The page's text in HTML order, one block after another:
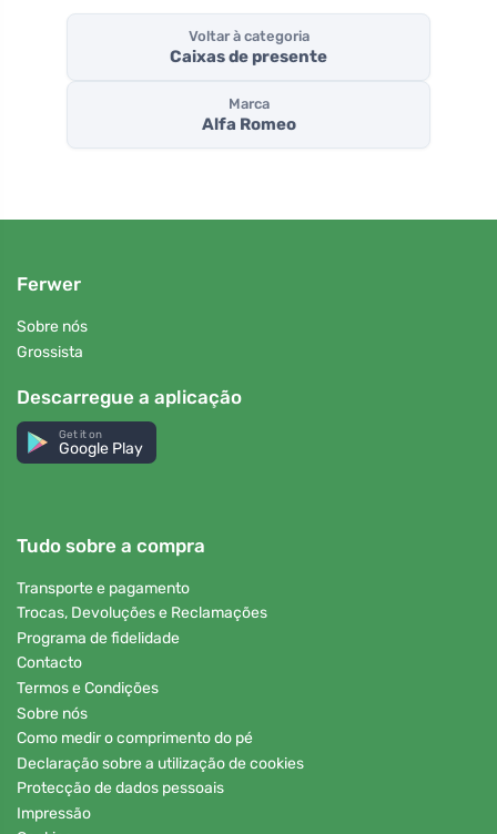
Voltar à categoria
Caixas de presente
Marca
Alfa Romeo
Ferwer
Sobre nós
Grossista
Descarregue a aplicação
Get it on
Google Play
Tudo sobre a compra
Transporte e pagamento
Trocas, Devoluções e Reclamações
Programa de fidelidade
Contacto
Termos e Condições
Sobre nós
Como medir o comprimento do pé
Declaração sobre a utilização de cookies
Protecção de dados pessoais
Impressão